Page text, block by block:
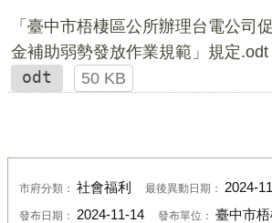
「臺中市梧棲區公所辦理台電公司
金補助弱勢發放作業規範」規定.odt
odt
50 KB
市府分類： 社會福利 最後異動日期： 2024-
發布日期： 2024-11-14 發布單位： 臺中市梧